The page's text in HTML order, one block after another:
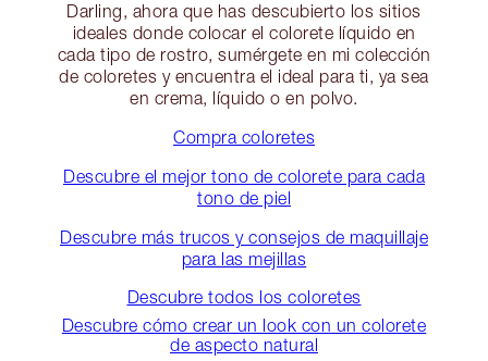
Darling, ahora que has descubierto los sitios
ideales donde colocar el colorete líquido en
cada tipo de rostro, sumérgete en mi colección
de coloretes y encuentra el ideal para ti, ya sea
en crema, líquido o en polvo.
Compra coloretes
Descubre el mejor tono de colorete para cada
tono de piel
Descubre más trucos y consejos de maquillaje
para las mejillas
Descubre todos los coloretes
Descubre cómo crear un look con un colorete
de aspecto natural